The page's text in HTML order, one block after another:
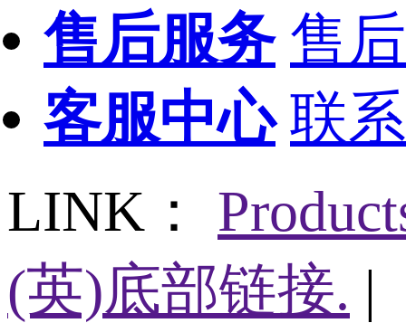
售后服务 售
客服中心 联
LINK：
(英)底部链接. |